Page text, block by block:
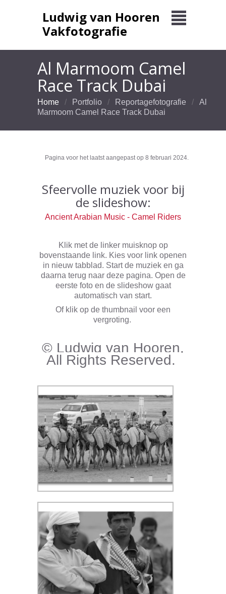
Ludwig van Hooren
Vakfotografie
Al Marmoom Camel
Race Track Dubai
Home Portfolio Reportagefotografie
Al
Marmoom Camel Race Track Dubai
Pagina voor het laatst aangepast op 8 februari 2024.
Sfeervolle muziek voor bij
de slideshow:
Ancient Arabian Music - Camel Riders
Klik met de linker muisknop op
bovenstaande link. Kies voor link openen
in nieuw tabblad. Start de muziek en ga
daarna terug naar deze pagina. Open de
eerste foto en de slideshow gaat
automatisch van start.
Of klik op de thumbnail voor een
vergroting.
© Ludwig van Hooren.
All Rights Reserved.